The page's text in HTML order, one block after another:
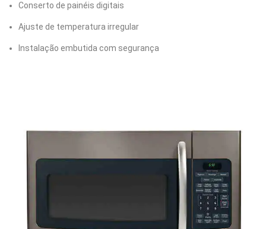
Conserto de painéis digitais
Ajuste de temperatura irregular
Instalação embutida com segurança